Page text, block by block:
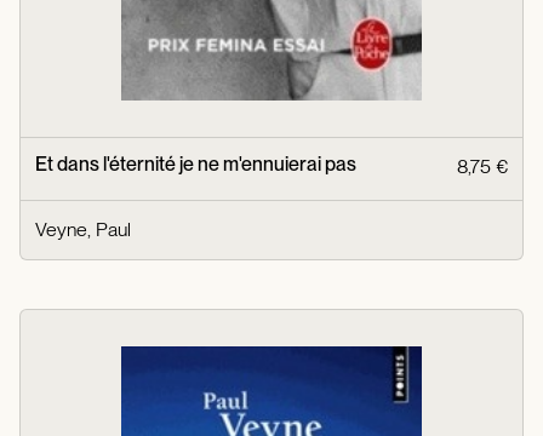
Et dans l'éternité je ne m'ennuierai pas 8,75 €
Veyne, Paul